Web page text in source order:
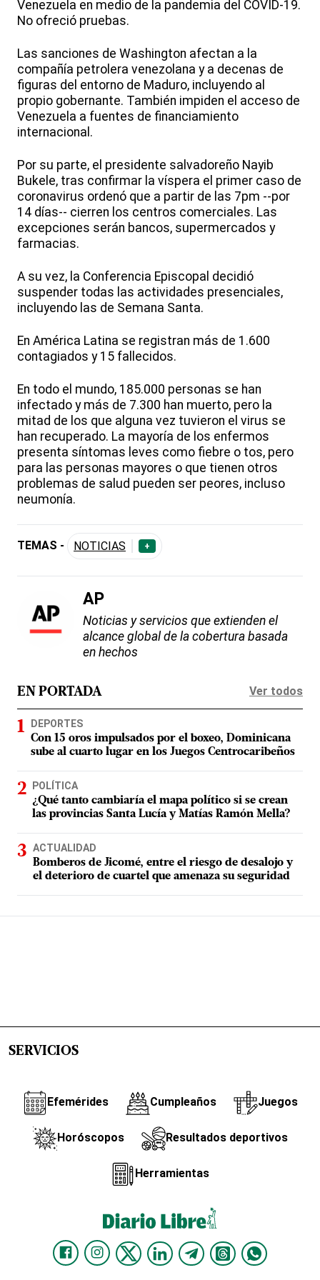
Venezuela en medio de la pandemia del COVID-19.
No ofreció pruebas.
Las sanciones de Washington afectan a la
compañía petrolera venezolana y a decenas de
figuras del entorno de Maduro, incluyendo al
propio gobernante. También impiden el acceso de
Venezuela a fuentes de financiamiento
internacional.
Por su parte, el presidente salvadoreño Nayib
Bukele, tras confirmar la víspera el primer caso de
coronavirus ordenó que a partir de las 7pm --por
14 días-- cierren los centros comerciales. Las
excepciones serán bancos, supermercados y
farmacias.
A su vez, la Conferencia Episcopal decidió
suspender todas las actividades presenciales,
incluyendo las de Semana Santa.
En América Latina se registran más de 1.600
contagiados y 15 fallecidos.
En todo el mundo, 185.000 personas se han
infectado y más de 7.300 han muerto, pero la
mitad de los que alguna vez tuvieron el virus se
han recuperado. La mayoría de los enfermos
presenta síntomas leves como fiebre o tos, pero
para las personas mayores o que tienen otros
problemas de salud pueden ser peores, incluso
neumonía.
TEMAS - NOTICIAS +
AP
Noticias y servicios que extienden el
alcance global de la cobertura basada
en hechos
EN PORTADA Ver todos
DEPORTES
Con 15 oros impulsados por el boxeo, Dominicana
sube al cuarto lugar en los Juegos Centrocaribeños
POLÍTICA
¿Qué tanto cambiaría el mapa político si se crean
las provincias Santa Lucía y Matías Ramón Mella?
ACTUALIDAD
Bomberos de Jicomé, entre el riesgo de desalojo y
el deterioro de cuartel que amenaza su seguridad
SERVICIOS
Efemérides Cumpleaños Juegos
Horóscopos Resultados deportivos
Herramientas